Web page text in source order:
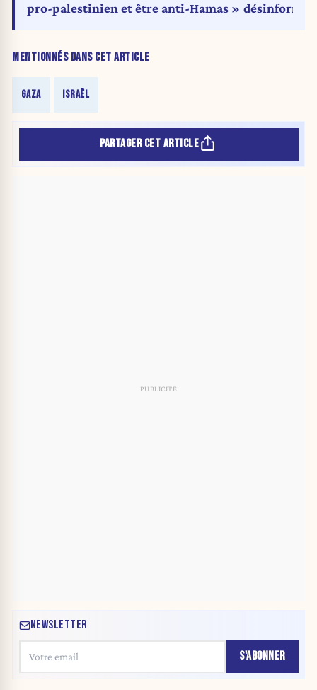
MENTIONNÉS DANS CET ARTICLE
GAZA ISRAËL
pro-palestinien et être anti-Hamas »
PARTAGER CET ARTICLE
NEWSLETTER
S'ABONNER